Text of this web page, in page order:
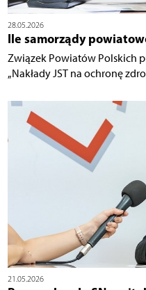
28.05.2026
Ile samorządy
Związek Powiatów Polskich
„Nakłady JST na ochronę
21.05.2026